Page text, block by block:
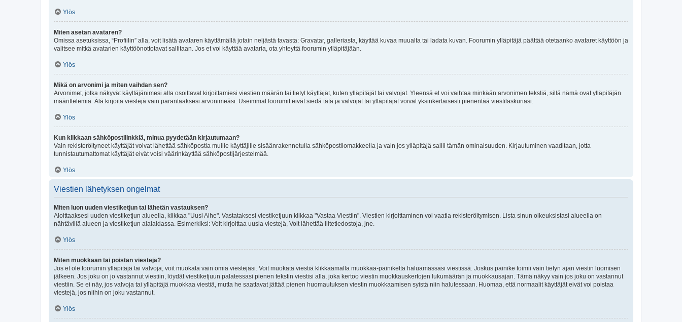
Ylös
Miten asetan avataren?
Omissa asetuksissa, “Profiilin” alla, voit lisätä avataren käyttämällä jotain neljästä tavasta: Gravatar, galleriasta, käyttää kuvaa muualta tai ladata kuvan. Foorumin ylläpitäjä päättää otetaanko avataret käyttöön ja
valitsee mitkä avatarien käyttöönottotavat sallitaan. Jos et voi käyttää avataria, ota yhteyttä foorumin ylläpitäjään.
Ylös
Mikä on arvonimi ja miten vaihdan sen?
Arvonimet, jotka näkyvät käyttäjänimesi alla osoittavat kirjoittamiesi viestien määrän tai tietyt käyttäjät, kuten ylläpitäjät tai valvojat. Yleensä et voi vaihtaa minkään arvonimen tekstiä, sillä nämä ovat ylläpitäjän
määrittelemiä. Älä kirjoita viestejä vain parantaaksesi arvonimeäsi. Useimmat foorumit eivät siedä tätä ja valvojat tai ylläpitäjät voivat yksinkertaisesti pienentää viestilaskuriasi.
Ylös
Kun klikkaan sähköpostilinkkiä, minua pyydetään kirjautumaan?
Vain rekisteröityneet käyttäjät voivat lähettää sähköpostia muille käyttäjille sisäänrakennetulla sähköpostilomakkeella ja vain jos ylläpitäjä sallii tämän ominaisuuden. Kirjautuminen vaaditaan, jotta
tunnistautumattomat käyttäjät eivät voisi väärinkäyttää sähköpostijärjestelmää.
Ylös
Viestien lähetyksen ongelmat
Miten luon uuden viestiketjun tai lähetän vastauksen?
Aloittaaksesi uuden viestiketjun alueella, klikkaa "Uusi Aihe". Vastataksesi viestiketjuun klikkaa "Vastaa Viestiin". Viestien kirjoittaminen voi vaatia rekisteröitymisen. Lista sinun oikeuksistasi alueella on
nähtävillä alueen ja viestiketjun alalaidassa. Esimerkiksi: Voit kirjoittaa uusia viestejä, Voit lähettää liitetiedostoja, jne.
Ylös
Miten muokkaan tai poistan viestejä?
Jos et ole foorumin ylläpitäjä tai valvoja, voit muokata vain omia viestejäsi. Voit muokata viestiä klikkaamalla muokkaa-painiketta haluamassasi viestissä. Joskus painike toimii vain tietyn ajan viestin luomisen
jälkeen. Jos joku on jo vastannut viestiin, löydät viestiketjuun palatessasi pienen tekstin viestisi alla, joka kertoo viestin muokkauskertojen lukumäärän ja muokkausajan. Tämä näkyy vain jos joku on vastannut
viestiin. Se ei näy, jos valvoja tai ylläpitäjä muokkaa viestiä, mutta he saattavat jättää pienen huomautuksen viestin muokkaamisen syistä niin halutessaan. Huomaa, että normaalit käyttäjät eivät voi poistaa
viestejä, jos niihin on joku vastannut.
Ylös